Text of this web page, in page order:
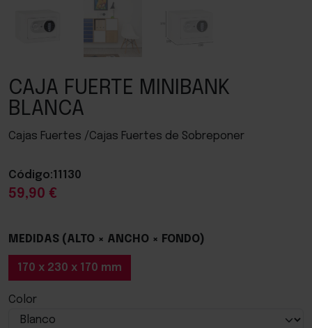
CAJA FUERTE MINIBANK
BLANCA
Cajas Fuertes /Cajas Fuertes de Sobreponer
Código:11130
59,90 €
MEDIDAS (ALTO × ANCHO × FONDO)
170 x 230 x 170 mm
Color